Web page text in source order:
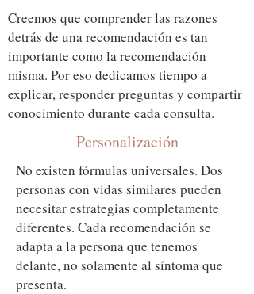
Creemos que comprender las razones
detrás de una recomendación es tan
importante como la recomendación
misma. Por eso dedicamos tiempo a
explicar, responder preguntas y compartir
conocimiento durante cada consulta.
Personalización
No existen fórmulas universales. Dos
personas con vidas similares pueden
necesitar estrategias completamente
diferentes. Cada recomendación se
adapta a la persona que tenemos
delante, no solamente al síntoma que
presenta.